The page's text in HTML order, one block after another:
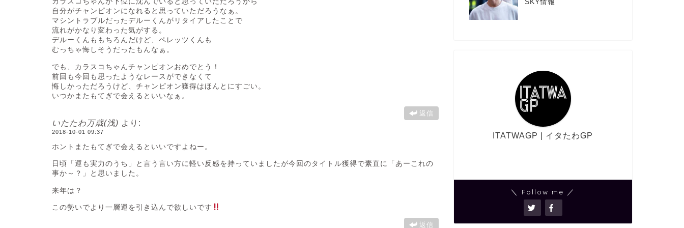
自分がチャンピオンになれると思っていただろうなぁ。
マシントラブルだったデルーくんがリタイアしたことで
流れがかなり変わった気がする。
デルーくんももちろんだけど、ペレッツくんも
むっちゃ悔しそうだったもんなぁ。
でも、カラスコちゃんチャンピオンおめでとう！
前回も今回も思ったようなレースができなくて
悔しかっただろうけど、チャンピオン獲得はほんとにすごい。
いつかまたもてぎで会えるといいなぁ。
返信
いたたわ万歳(浅) より:
2018-10-01 09:37
ホントまたもてぎで会えるといいですよねー。
日頃「運も実力のうち」と言う言い方に軽い反感を持っていましたが今回のタイトル獲得で素直に「あーこれの
事か～？」と思いました。
来年は？
この勢いでより一層運を引き込んで欲しいです
返信
SKY情報
ITATWAGP | イタたわGP
＼ Follow me ／